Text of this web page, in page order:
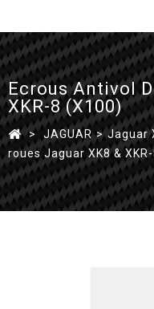
Ecrous Antivol
XKR-8 (X100)
> JAGUAR > Jaguar
roues Jaguar XK8 &